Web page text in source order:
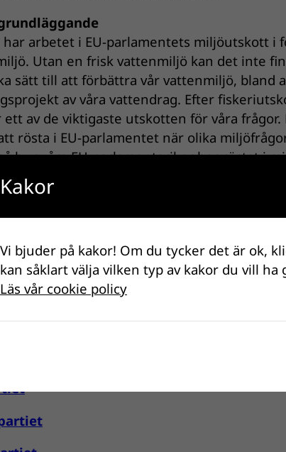
arbetet i EU-parlamentets miljöutskott i
Utan en frisk vattenmiljö kan det inte
sätt till att förbättra vår vattenmiljö, bland
av våra vattendrag. Efter
ett av de viktigaste utskotten för våra
rösta i EU-parlamentet när olika
hur våra EU-parlamentariker har röstat i
SNF:s rapport
även att följa upp hur de politiker
Vi kommer även fortsatt att påverka för
både på hemmaplan och i Bryssel.
intresse för våra frågor
av de kandidater som vi utfrågat i enkäten
för att ta del av vår verksamhet och få
Kakor
Vi bjuder på kakor! Om du tycker det är ok,
kan såklart välja vilken typ av kakor du vill
Läs vår cookie policy